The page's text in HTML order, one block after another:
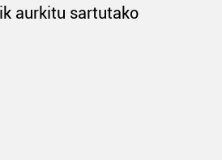
aurkitu sartutako